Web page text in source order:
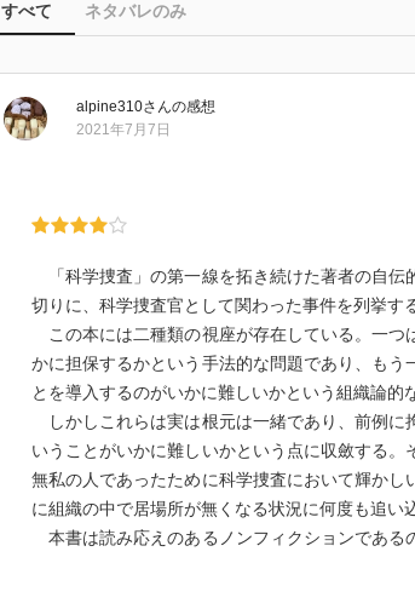
すべて ネタバレのみ
alpine310さんの感想
2021年7月7日
「科学捜査」の第一線を拓き続けた著者の自伝
切りに、科学捜査官として関わった事件を列挙す
この本には二種類の視座が存在している。一つ
かに担保するかという手法的な問題であり、もう
とを導入するのがいかに難しいかという組織論的
しかしこれらは実は根元は一緒であり、前例に
いうことがいかに難しいかという点に収斂する。
無私の人であったために科学捜査において輝か
に組織の中で居場所が無くなる状況に何度も追い
本書は読み応えのあるノンフィクションである
まではなっていないが、それでも本来は別の筆